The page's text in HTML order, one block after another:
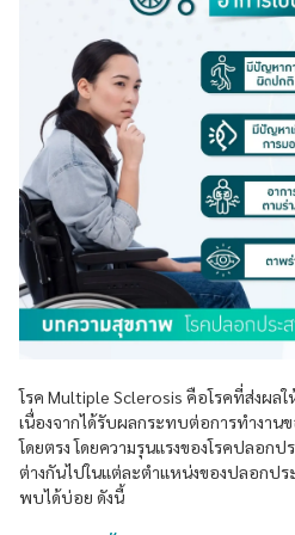
โรค Multiple Sclerosis คือโรคที่ส่งผล
เนื่องจากได้รับผลกระทบต่อการทำงาน
โดยตรง โดยความรุนแรงของโรคปลอก
ต่างกันไปในแต่ละตำแหน่งของปลอกป
พบได้บ่อย ดังนี้